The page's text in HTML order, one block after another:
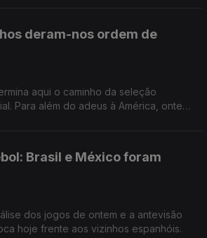
deram-nos ordem de
aqui o caminho da seleção
Para além do adeus à América, ontem
Brasil e México foram
dos jogos de ontem e a antevisão
hoje frente aos vizinhos espanhóis.